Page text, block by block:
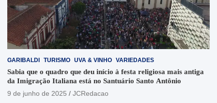
GARIBALDI TURISMO UVA & VINHO VARIEDADES
Sabia que o quadro que deu início à festa religiosa mais antiga
da Imigração Italiana está no Santuário Santo Antônio
9 de junho de 2025
JCRedacao